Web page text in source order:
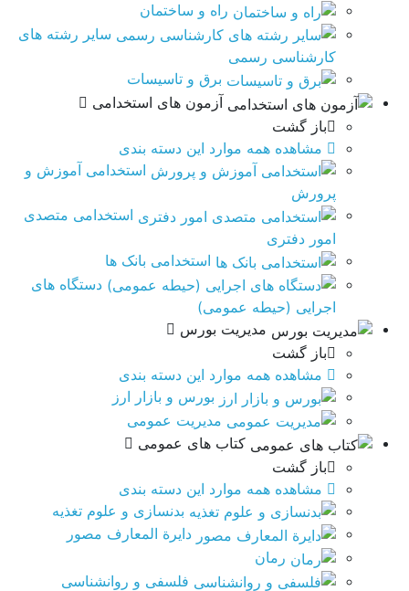
راه و ساختمان
سایر رشته های
کارشناسی رسمی
برق و تاسيسات
آزمون های استخدامی
باز گشت
مشاهده همه موارد این دسته بندی
استخدامی آموزش و
پرورش
استخدامی متصدی
امور دفتری
استخدامی بانک ها
دستگاه های
اجرایی (حیطه عمومی)
مدیریت بورس
باز گشت
مشاهده همه موارد این دسته بندی
بورس و بازار ارز
مدیریت عمومی
کتاب های عمومی
باز گشت
مشاهده همه موارد این دسته بندی
بدنسازی و علوم تغذیه
دایرة المعارف مصور
رمان
فلسفی و روانشناسی